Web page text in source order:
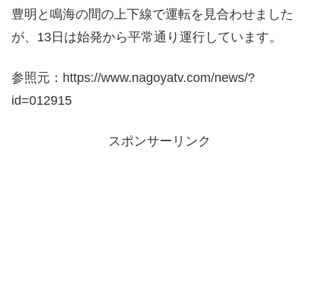
豊明と鳴海の間の上下線で運転を見合わせました
が、13日は始発から平常通り運行しています。
参照元：https://www.nagoyatv.com/news/?
id=012915
スポンサーリンク